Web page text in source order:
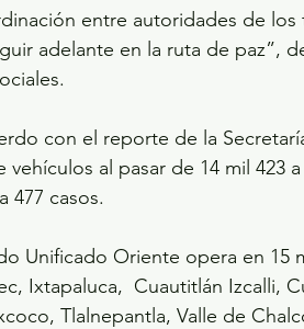
entre autoridades de
adelante en la ruta de paz”,
con el reporte de la
vehículos al pasar de 14 mil 423
477 casos.
Unificado Oriente opera en 15
Ixtapaluca,  Cuautitlán Izcalli,
Tlalnepantla, Valle de